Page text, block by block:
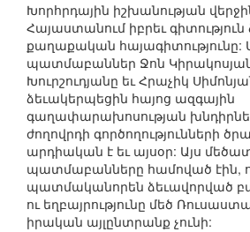
Խորհրդային իշխանության
Հայաստանում իբրեւ գիտություն
քաղաքական հայագիտությունը:
պատմաբաններ Ջոն
Խուրշուդյանը եւ Հրաչիկ
ձեւակերպեցին հայոց ազգային
գաղափարախոսության
ժողովրդի գործողությունների
արդիական է եւ այսօր: Այս
պատմաբանները համոված էին,
պատմականորեն ձեւավորված
ու եղբայրությունը մեծ
իրական այլընտրանք չունի: